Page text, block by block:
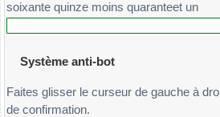
soixante quinze moins quaranteet un
Système anti-bot
Faites glisser le curseur de gauche à
de confirmation.